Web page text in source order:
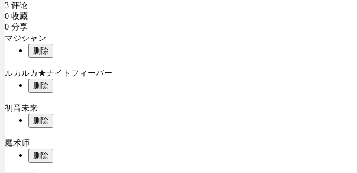
3 评论
0 收藏
0 分享
マジシャン
删除
ルカルカ★ナイトフィーバー
删除
初音未来
删除
魔术师
删除